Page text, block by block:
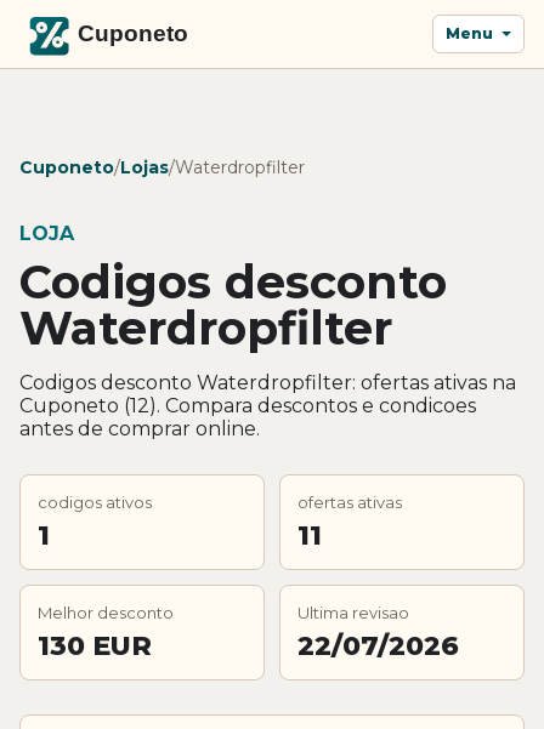
Menu
Cuponeto/Lojas/Waterdropfilter
LOJA
Codigos desconto
Waterdropfilter
Codigos desconto Waterdropfilter: ofertas ativas na
Cuponeto (12). Compara descontos e condicoes
antes de comprar online.
codigos ativos
1
ofertas ativas
11
Melhor desconto
130 EUR
Ultima revisao
22/07/2026